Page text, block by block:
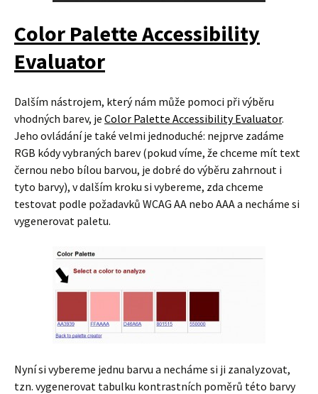
Color Palette Accessibility
Evaluator
Dalším nástrojem, který nám může pomoci při výběru
vhodných barev, je Color Palette Accessibility Evaluator.
Jeho ovládání je také velmi jednoduché: nejprve zadáme
RGB kódy vybraných barev (pokud víme, že chceme mít text
černou nebo bílou barvou, je dobré do výběru zahrnout i
tyto barvy), v dalším kroku si vybereme, zda chceme
testovat podle požadavků WCAG AA nebo AAA a necháme si
vygenerovat paletu.
Nyní si vybereme jednu barvu a necháme si ji zanalyzovat,
tzn. vygenerovat tabulku kontrastních poměrů této barvy